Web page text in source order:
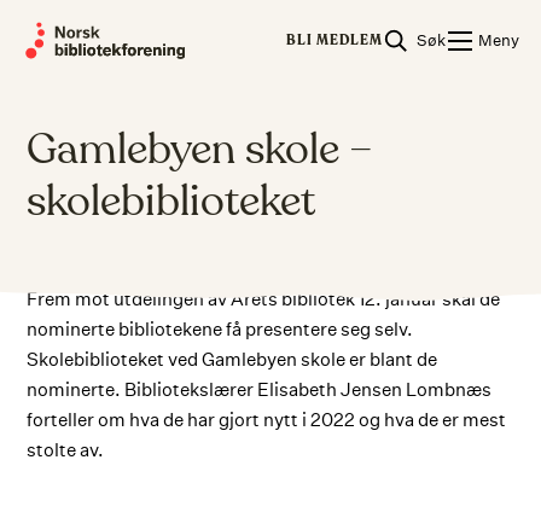
BLI MEDLEM Søk Meny
Gamlebyen skole –
skolebiblioteket
Frem mot utdelingen av Årets bibliotek 12. januar skal de
nominerte bibliotekene få presentere seg selv.
Skolebiblioteket ved Gamlebyen skole er blant de
nominerte. Bibliotekslærer Elisabeth Jensen Lombnæs
forteller om hva de har gjort nytt i 2022 og hva de er mest
stolte av.